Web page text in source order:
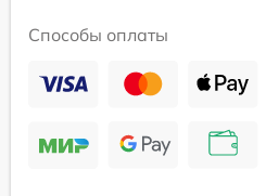
Способы оплаты